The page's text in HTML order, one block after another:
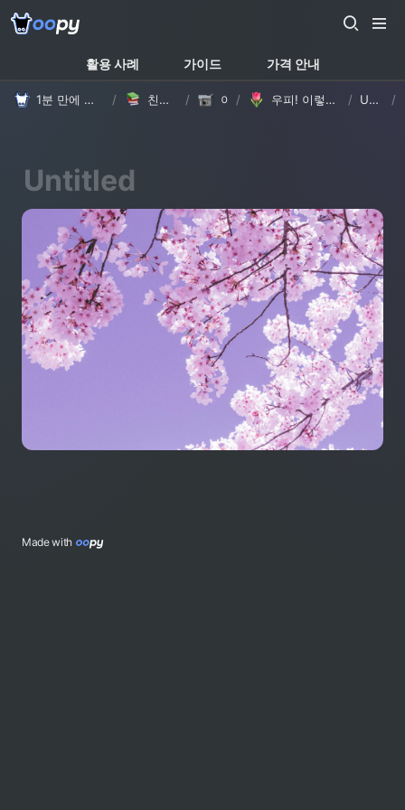
활용 사례 가이드 가격 안내
1분 만에 만드는 노션 웹사이트, 우피! / 친절한 가이드 / 이야기/ 우피! 이렇게 바뀌었어요 - 모서리 둥글게 & 상단 메뉴바 테마별 로고 설정 / Untitled /
Made with